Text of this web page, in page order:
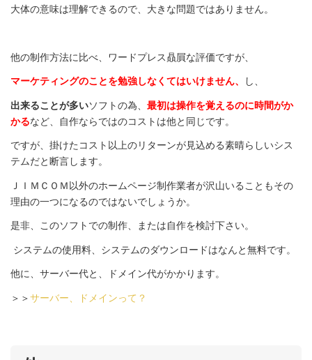
大体の意味は理解できるので、大きな問題ではありません。
他の制作方法に比べ、ワードプレス贔屓な評価ですが、
マーケティングのことを勉強しなくてはいけません、 し、
出来ることが多いソフトの為、 最初は操作を覚えるのに時間がか
かるなど、自作ならではのコストは他と同じです。
ですが、掛けたコスト以上のリターンが見込める素晴らしいシス
テムだと断言します。
ＪＩＭＣＯＭ以外のホームページ制作業者が沢山いることもその
理由の一つになるのではないでしょうか。
是非、このソフトでの制作、または自作を検討下さい。
システムの使用料、システムのダウンロードはなんと無料です。
他に、サーバー代と、ドメイン代がかかります。
＞＞サーバー、ドメインって？